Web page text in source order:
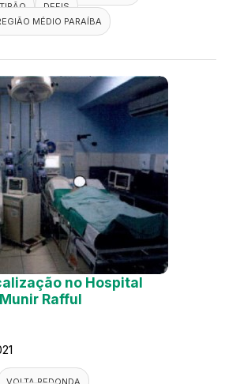
DEFIS
MÉDIO PARAÍBA
no Hospital
Rafful
VOLTA REDONDA